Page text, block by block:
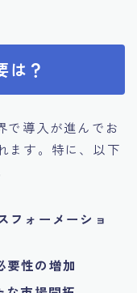
は？
で導入が進んでお
ます。特に、以下
フォーメーショ
要性の増加